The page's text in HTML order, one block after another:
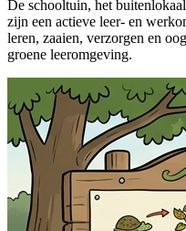
De schooltuin, het
zijn een actieve leer- en
leren, zaaien, verzorgen en
groene leeromgeving.